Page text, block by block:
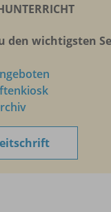
den wichtigsten